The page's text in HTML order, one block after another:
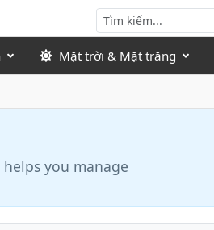
Mặt trời & Mặt trăng
you manage